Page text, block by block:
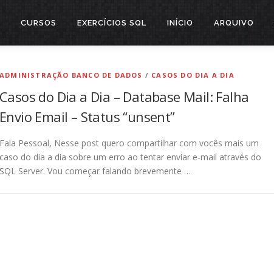
CURSOS EXERCÍCIOS SQL INÍCIO ARQUIVO
ADMINISTRAÇÃO BANCO DE DADOS / CASOS DO DIA A DIA
Casos do Dia a Dia – Database Mail: Falha
Envio Email – Status “unsent”
Fala Pessoal, Nesse post quero compartilhar com vocês mais um
caso do dia a dia sobre um erro ao tentar enviar e-mail através do
SQL Server. Vou começar falando brevemente …